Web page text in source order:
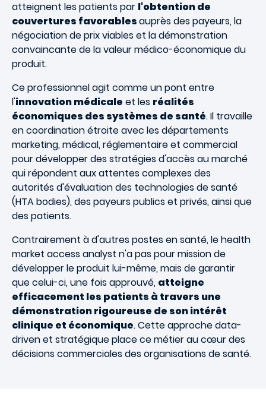
atteignent les patients par l'obtention de
couvertures favorablesauprès des payeurs, la
négociation de prix viables et la démonstration
convaincante de la valeur médico-économique du
produit.
Ce professionnel agit comme un pont entre
l'innovation médicale et les réalités
économiques des systèmes de santé. Il travaille
en coordination étroite avec les départements
marketing, médical, réglementaire et commercial
pour développer des stratégies d'accès au marché
qui répondent aux attentes complexes des
autorités d'évaluation des technologies de santé
(HTA bodies), des payeurs publics et privés, ainsi que
des patients.
Contrairement à d'autres postes en santé, le health
market access analyst n'a pas pour mission de
développer le produit lui-même, mais de garantir
que celui-ci, une fois approuvé, atteigne
efficacement les patients à travers une
démonstration rigoureuse de son intérêt
clinique et économique. Cette approche data-
driven et stratégique place ce métier au cœur des
décisions commerciales des organisations de santé.